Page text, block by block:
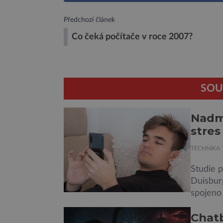
Předchozí článek
Co čeká počítače v roce 2007?
TECHNIKA
Studie